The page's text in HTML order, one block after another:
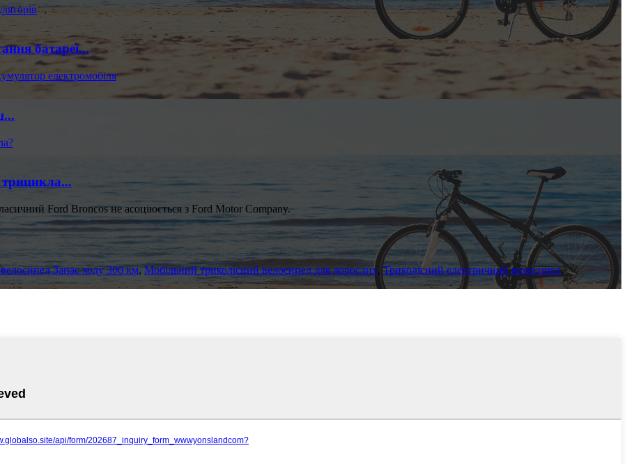
батареї...
Ford Broncos не асоціюється з Ford Motor Company.
Запас ходу 300 км,Мобільний триколісний велосипед для дорослих,Триколісний електричний велосипед,